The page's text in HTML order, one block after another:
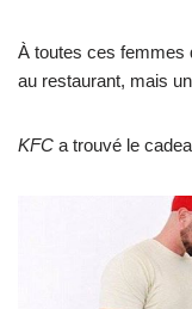
À toutes ces femmes
au restaurant, mais
KFC a trouvé le